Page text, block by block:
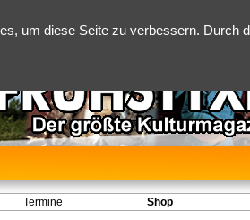
um diese Seite zu verbessern.
Termine Shop